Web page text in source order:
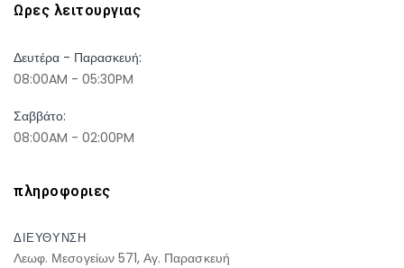
Ωρες λειτουργιας
Δευτέρα - Παρασκευή:
08:00AM - 05:30PM
Σαββάτο:
08:00AM - 02:00PM
πληροφοριες
ΔΙΕΥΘΥΝΣΗ
Λεωφ. Μεσογείων 571, Αγ. Παρασκευή